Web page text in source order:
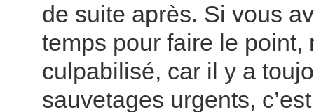
de suite après. Si vous
temps pour faire le point,
culpabilisé, car il y a
sauvetages urgents,